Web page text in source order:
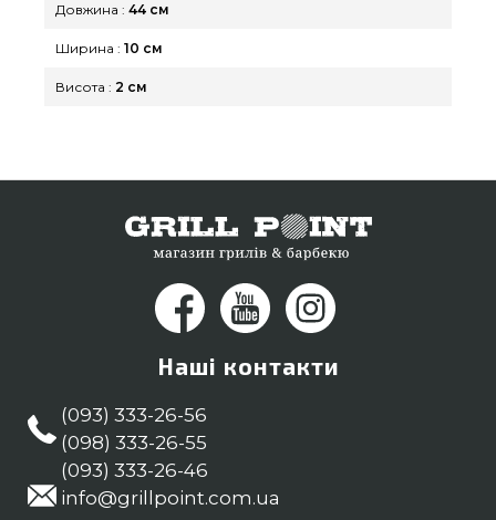
Довжина : 44 см
Ширина : 10 см
Висота : 2 см
Наші контакти
(093) 333-26-56
(098) 333-26-55
(093) 333-26-46
info@grillpoint.com.ua